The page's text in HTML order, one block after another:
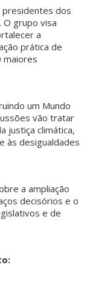
presidentes dos
O grupo visa
a
prática de
maiores
um Mundo
vão tratar
justiça climática,
às desigualdades
a ampliação
decisórios e o
e de